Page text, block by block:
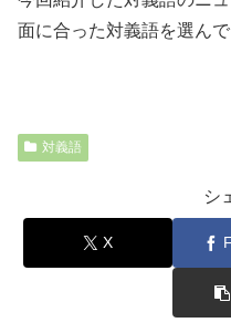
面に合った対義語を選んで
対義語
シ
X